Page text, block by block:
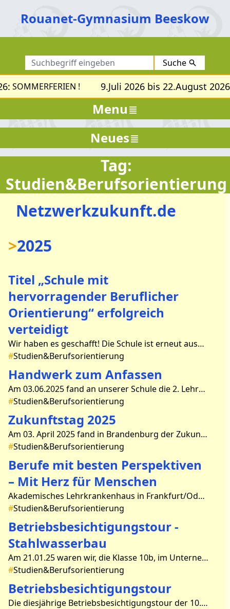
Rouanet-Gymnasium Beeskow
Suche
SOMMERFERIEN ! 9.Juli 2026 bis 22.August 2026:
Menu
Tag:
Studien&Berufsorientierung
Netzwerkzukunft.de
>2025
Titel „Schule mit
hervorragender Beruflicher
Orientierung“ erfolgreich
verteidigt
Wir haben es geschafft! Die Schule ist erneut ausgezeichnet worden und darf für die nächsten Jahre das Berufswahl-SIEGEL „Schule mit hervorragender Beruflicher Orientierung 2025 – 2029
#Studien&Berufsorientierung
Handwerk zum Anfassen
Am 03.06.2025 fand an unserer Schule die 2. Lehrberufeschau des Handwerks statt. Dank der Handwerkskammer und einem Team des 11. Jahrgangs wurde diese kleine Mitmachmesse zu einem großen Er
#Studien&Berufsorientierung
Zukunftstag 2025
Am 03. April 2025 fand in Brandenburg der Zukunftstag für Mädchen und Jungen statt. 168 Schülerinnen und Schüler des Rouanet-Gymnasiums nutzten die Gelegenheit, in den verschiedensten Un
#Studien&Berufsorientierung
Berufe mit besten Perspektiven
– Mit Herz für Menschen
Akademisches Lehrkrankenhaus in Frankfurt/Oder Teil des Charite – Universitätsklinikums Berlin Im Rahmen der Berufs – und Studienorientierung besuchte ich am 10.04.2025 einen eint�
#Studien&Berufsorientierung
Betriebsbesichtigungstour -
Stahlwasserbau
Am 21.01.25 waren wir, die Klasse 10b, im Unternehmen Stahlwasserbau Beeskow zu Besuch. Es war eine Exkursion im Rahmen des Chemieunterrichts, demnach haben uns Frau Ulbrich und auch Herr Pu
#Studien&Berufsorientierung
Betriebsbesichtigungstour
Die diesjährige Betriebsbesichtigungstour der 10. Klassen fand am 29. Januar statt. Dabei hatten die Schüler die Möglichkeit, sich zwischen den Bereichen Hotellerie & Gastronomie, Ver
Neues